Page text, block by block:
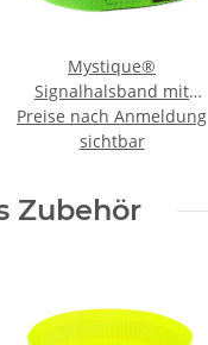
Mystique®
Signalhalsband mit
Klettverschluss
Reflexhalsband 60cm
Preise nach Anmeldung
sichtbar
Zubehör